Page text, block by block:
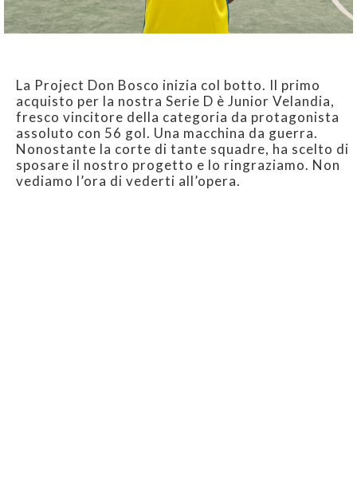
La Project Don Bosco inizia col botto. Il primo
acquisto per la nostra Serie D è Junior Velandia,
fresco vincitore della categoria da protagonista
assoluto con 56 gol. Una macchina da guerra.
Nonostante la corte di tante squadre, ha scelto di
sposare il nostro progetto e lo ringraziamo. Non
vediamo l’ora di vederti all’opera.